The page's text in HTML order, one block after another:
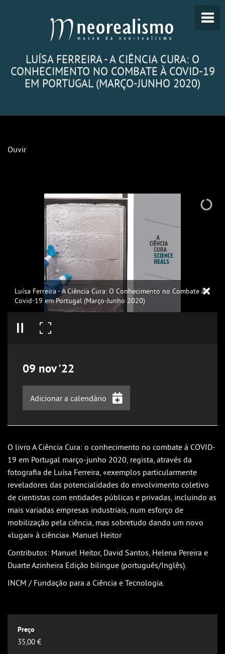
LUÍSA FERREIRA - A CIÊNCIA CURA: O
CONHECIMENTO NO COMBATE À COVID-19
EM PORTUGAL (MARÇO-JUNHO 2020)
Ouvir
Luísa Ferreira - A Ciência Cura: O Conhecimento no Combate à
Covid-19 em Portugal (Março-Junho 2020)
09 nov '22
Adicionar a calendário
Outlook
Outlook Online
Yahoo! Calendar
O livro A Ciência Cura: o conhecimento no combate à COVID-
19 em Portugal março-junho 2020, regista, através da
fotografia de Luísa Ferreira, «exemplos particularmente
reveladores das potencialidades do envolvimento coletivo
de cientistas com entidades públicas e privadas, incluindo as
mais variadas empresas industriais, num esforço de
mobilização pela ciência, mas sobretudo dando um novo
«lugar» à ciência». Manuel Heitor
Contributos: Manuel Heitor, David Santos, Helena Pereira e
Duarte Azinheira Edição bilingue (português/Inglês).
INCM / Fundação para a Ciência e Tecnologia.
35,00 €